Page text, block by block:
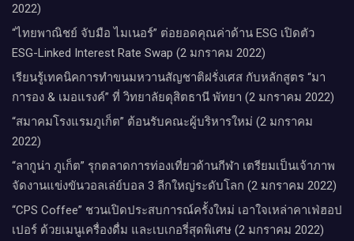
2022)
“ไทยพาณิชย์ จับมือ ไมเนอร์” ต่อยอดคุณค่าด้าน ESG เปิดตัว
ESG-Linked Interest Rate Swap (2 มกราคม 2022)
เรียนรู้เทคนิคการทำขนมหวานสัญชาติฝรั่งเศส กับหลักสูตร “มา
การอง & เมอแรงค์” ที่ วิทยาลัยดุสิตธานี พัทยา (2 มกราคม 2022)
“สมาคมโรงแรมภูเก็ต” ต้อนรับคณะผู้บริหารใหม่ (2 มกราคม
2022)
“ลากูน่า ภูเก็ต” รุกตลาดการท่องเที่ยวด้านกีฬา เตรียมเป็นเจ้าภาพ
จัดงานแข่งขันวอลเล่ย์บอล 3 ลีกใหญ่ระดับโลก (2 มกราคม 2022)
“CPS Coffee” ชวนเปิดประสบการณ์ครั้งใหม่ เอาใจเหล่าคาเฟ่ฮอป
เปอร์ ด้วยเมนูเครื่องดื่ม และเบเกอรี่สุดพิเศษ (2 มกราคม 2022)